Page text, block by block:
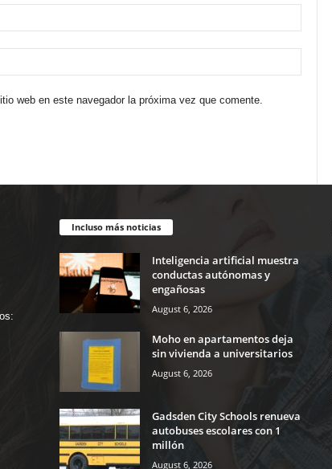
web en este navegador la próxima vez que comente.
Incluso más noticias
Inteligencia artificial muestra
conductas autónomas y
engañosas
August 6, 2026
Moho en apartamentos deja
sin vivienda a universitarios
August 6, 2026
Gadsden City Schools renueva
autobuses escolares con 1
millón
August 6, 2026